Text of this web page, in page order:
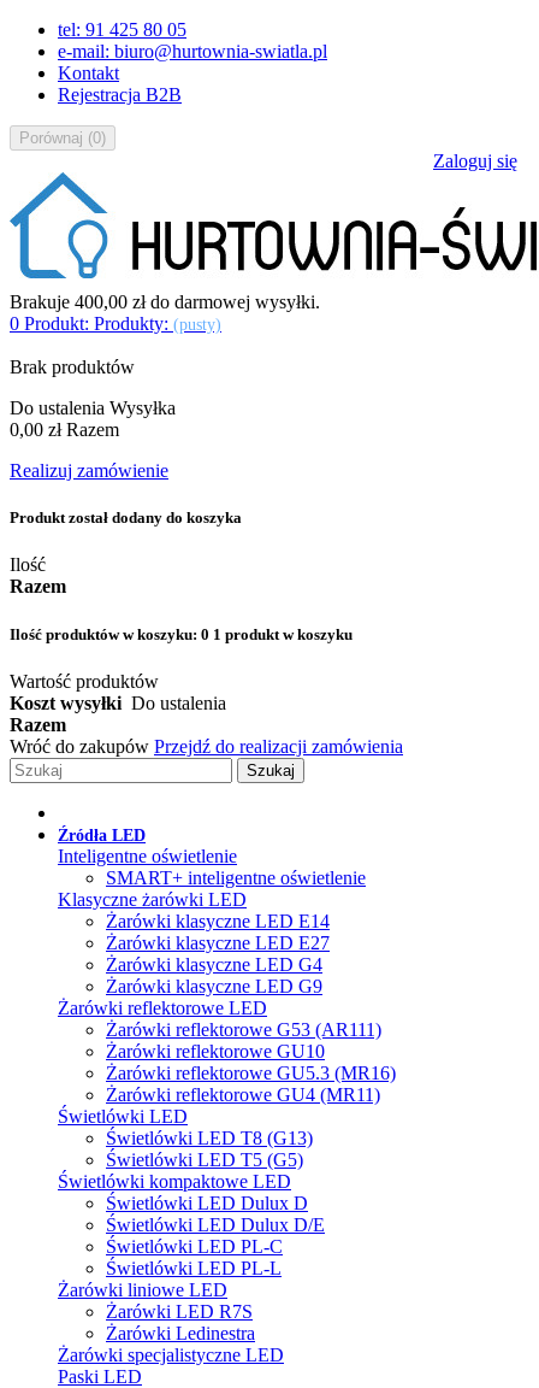
tel: 91 425 80 05
e-mail: biuro@hurtownia-swiatla.pl
Kontakt
Rejestracja B2B
Porównaj (0)
Zaloguj się
Brakuje 400,00 złdo darmowej wysyłki.
0 Produkt: Produkty: (pusty)
Brak produktów
Do ustalenia Wysyłka
0,00 zł Razem
Realizuj zamówienie
Produkt został dodany do koszyka
Ilość
Razem
Ilość produktów w koszyku: 0 1 produkt w koszyku
Wartość produktów
Koszt wysyłki Do ustalenia
Razem
Wróć do zakupów Przejdź do realizacji zamówienia
Szukaj
Źródła LED
Inteligentne oświetlenie
SMART+ inteligentne oświetlenie
Klasyczne żarówki LED
Żarówki klasyczne LED E14
Żarówki klasyczne LED E27
Żarówki klasyczne LED G4
Żarówki klasyczne LED G9
Żarówki reflektorowe LED
Żarówki reflektorowe G53 (AR111)
Żarówki reflektorowe GU10
Żarówki reflektorowe GU5.3 (MR16)
Żarówki reflektorowe GU4 (MR11)
Świetlówki LED
Świetlówki LED T8 (G13)
Świetlówki LED T5 (G5)
Świetlówki kompaktowe LED
Świetlówki LED Dulux D
Świetlówki LED Dulux D/E
Świetlówki LED PL-C
Świetlówki LED PL-L
Żarówki liniowe LED
Żarówki LED R7S
Żarówki Ledinestra
Żarówki specjalistyczne LED
Paski LED